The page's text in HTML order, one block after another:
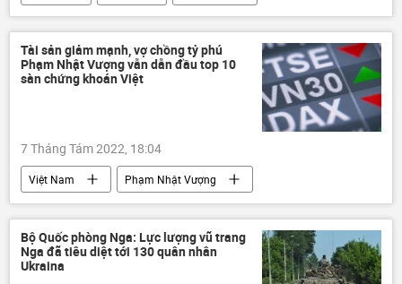
quân đội
Vòng xoáy căng thẳng mới ở Trung Đông
Tài sản giảm mạnh, vợ chồng tỷ phú
Phạm Nhật Vượng vẫn dẫn đầu top 10
sàn chứng khoán Việt
7 Tháng Tám 2022, 18:04
Việt Nam
Phạm Nhật Vượng
tài sản
người giàu nhất Xã hội
Bộ Quốc phòng Nga: Lực lượng vũ trang
Nga đã tiêu diệt tới 130 quân nhân
Ukraina